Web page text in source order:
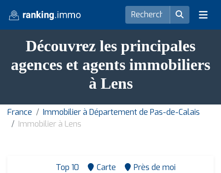
Découvrez les principales
agences et agents immobiliers
à Lens
France
Immobilier à Département de Pas-de-Calais
Immobilier à Lens
Top 10 Carte Près de moi